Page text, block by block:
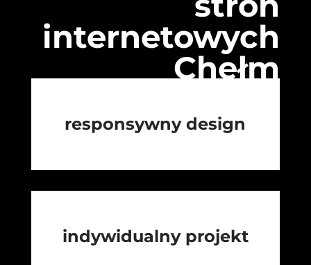
internetowych
Chełm
responsywny design
indywidualny projekt